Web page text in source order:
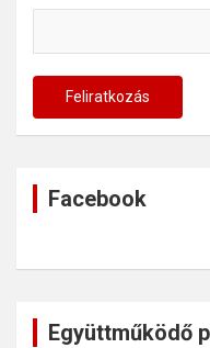
Facebook
Együttműködő